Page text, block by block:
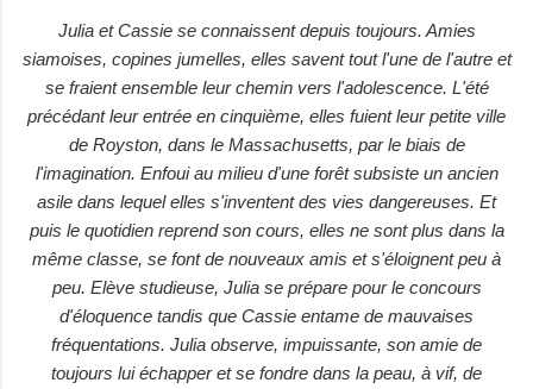
Julia et Cassie se connaissent depuis toujours. Amies
siamoises, copines jumelles, elles savent tout l'une de l'autre et
se fraient ensemble leur chemin vers l'adolescence. L'été
précédant leur entrée en cinquième, elles fuient leur petite ville
de Royston, dans le Massachusetts, par le biais de
l'imagination. Enfoui au milieu d'une forêt subsiste un ancien
asile dans lequel elles s'inventent des vies dangereuses. Et
puis le quotidien reprend son cours, elles ne sont plus dans la
même classe, se font de nouveaux amis et s'éloignent peu à
peu. Elève studieuse, Julia se prépare pour le concours
d'éloquence tandis que Cassie entame de mauvaises
fréquentations. Julia observe, impuissante, son amie de
toujours lui échapper et se fondre dans la peau, à vif, de